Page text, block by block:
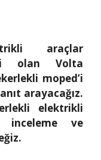
araçlar
olan Volta
moped’i
arayacağız.
elektrikli
inceleme ve